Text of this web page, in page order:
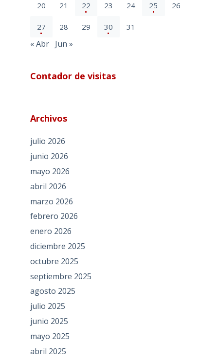
20 21 22 23 24 25 26
27 28 29 30 31
« Abr Jun »
Contador de visitas
Archivos
julio 2026
junio 2026
mayo 2026
abril 2026
marzo 2026
febrero 2026
enero 2026
diciembre 2025
octubre 2025
septiembre 2025
agosto 2025
julio 2025
junio 2025
mayo 2025
abril 2025